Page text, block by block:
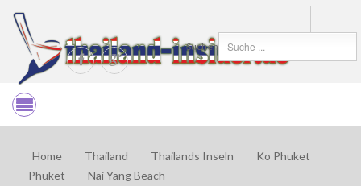
Suchen
Home Thailand Thailands Inseln
Ko Phuket
Phuket
Nai Yang Beach